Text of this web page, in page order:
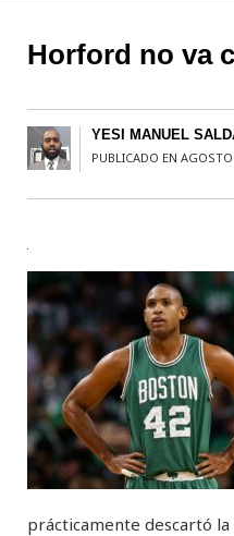
Horford no va
YESI MANUEL
PUBLICADO EN
prácticamente descartó